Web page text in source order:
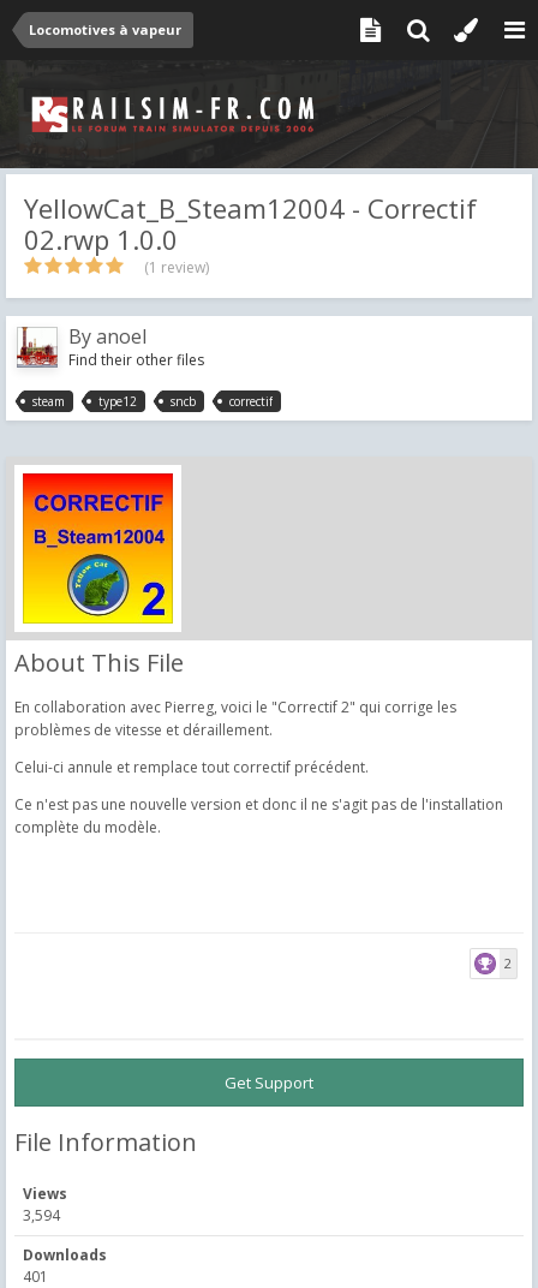
Locomotives à vapeur
YellowCat_B_Steam12004 - Correctif
02.rwp 1.0.0
(1 review)
Byanoel
Find their other files
steam type12 sncb correctif
About This File
En collaboration avec Pierreg, voici le "Correctif 2" qui corrige les
problèmes de vitesse et déraillement.
Celui-ci annule et remplace tout correctif précédent.
Ce n'est pas une nouvelle version et donc il ne s'agit pas de l'installation
complète du modèle.
2
Get Support
File Information
Views
3,594
Downloads
401